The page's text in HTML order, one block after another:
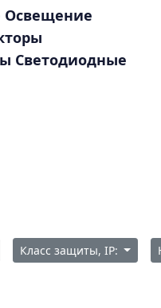
Освещение
Светодиодные
Класс защиты, IP: